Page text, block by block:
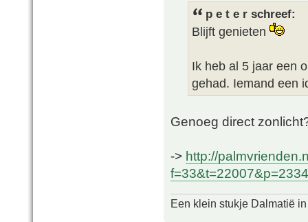
p e t e r schreef:
Blijft genieten
Ik heb al 5 jaar een
gehad. Iemand een
Genoeg direct
-> http://
Een klein stukje Dalmatië